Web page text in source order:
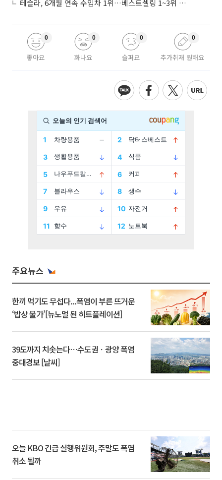
테슬라, 6개월 연속 수입차 1위…베스트셀링 1~3위 싹쓸이
좋아요
0
화나요
0
슬퍼요
0
추가취재 원해요
0
주요뉴스
한끼 먹기도 무섭다...폭염이 부른 뜨거운
‘밥상 물가’[뉴노멀 된 히트플레이션]
39도까지 치솟는다⋯수도권ㆍ광양 폭염
중대경보 [날씨]
오늘 KBO 긴급 실행위원회, 주말도 폭염
취소 될까